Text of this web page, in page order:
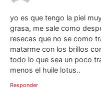
yo es que tengo la piel
grasa, me sale como
resecas que no se como
matarme con los brillos
todo lo que sea un poco
menos el huile lotus..
Responder